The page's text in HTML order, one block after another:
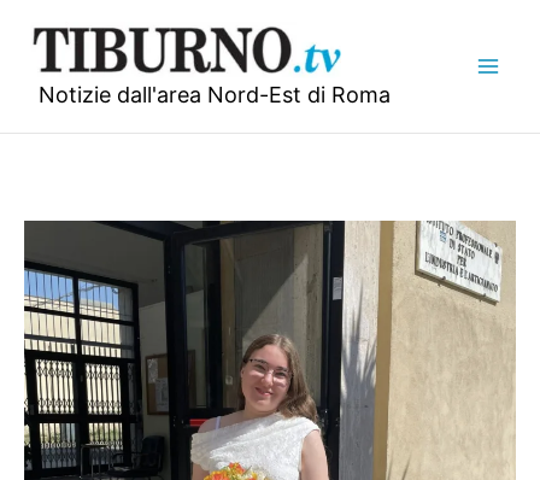
contenuto
Notizie dall'area Nord-Est di Roma